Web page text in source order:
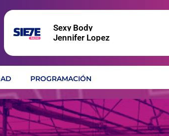
Sexy Body
Jennifer Lopez
PROGRAMACIÓN